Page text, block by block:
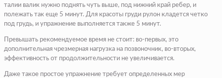
талии валик нужно поднять чуть выше, под нижний край ребер, и
полежать так еще 5 минут. Для красоты груди рулон кладется четко
под грудь, и упражнение выполняется также 5 минут.
Превышать рекомендуемое время не стоит: во-первых, это
дополнительная чрезмерная нагрузка на позвоночник, во-вторых,
эффективность от продолжительности не увеличивается.
Даже такое простое упражнение требует определенных мер